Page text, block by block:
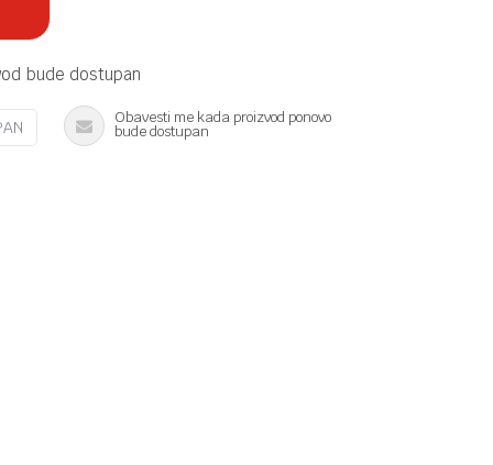
bude dostupan
Obavesti me kada proizvod ponovo
bude dostupan